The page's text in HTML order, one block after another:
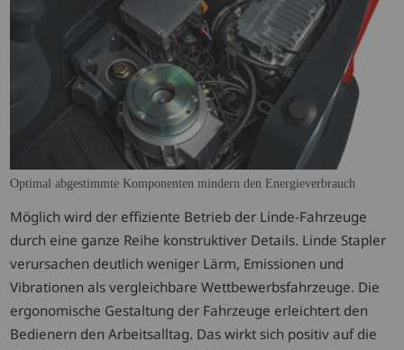
Optimal abgestimmte Komponenten mindern den Energieverbrauch
Möglich wird der effiziente Betrieb der Linde-Fahrzeuge
durch eine ganze Reihe konstruktiver Details. Linde Stapler
verursachen deutlich weniger Lärm, Emissionen und
Vibrationen als vergleichbare Wettbewerbsfahrzeuge. Die
ergonomische Gestaltung der Fahrzeuge erleichtert den
Bedienern den Arbeitsalltag. Das wirkt sich positiv auf die